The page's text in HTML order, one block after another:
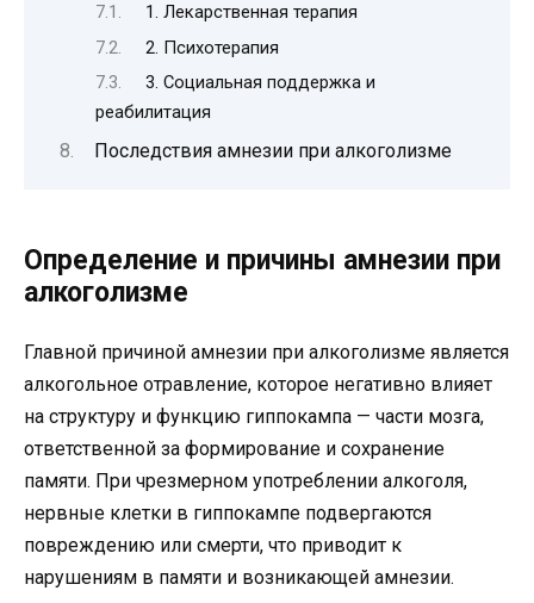
1. Лекарственная терапия
2. Психотерапия
3. Социальная поддержка и
реабилитация
Последствия амнезии при алкоголизме
Определение и причины амнезии при
алкоголизме
Главной причиной амнезии при алкоголизме является
алкогольное отравление, которое негативно влияет
на структуру и функцию гиппокампа — части мозга,
ответственной за формирование и сохранение
памяти. При чрезмерном употреблении алкоголя,
нервные клетки в гиппокампе подвергаются
повреждению или смерти, что приводит к
нарушениям в памяти и возникающей амнезии.